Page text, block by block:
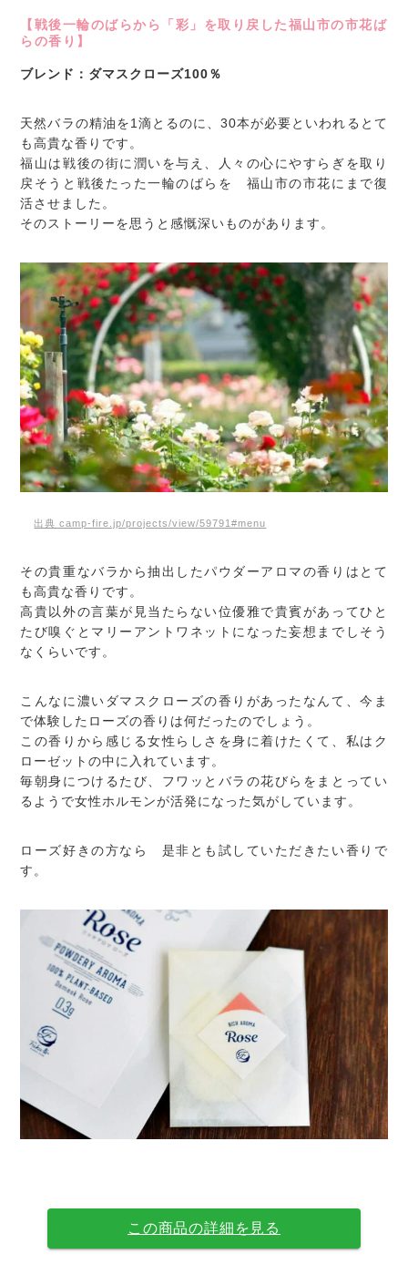
【戦後一輪のばらから「彩」を取り戻した福山市の市花ば
らの香り】
ブレンド：ダマスクローズ100％
天然バラの精油を1滴とるのに、30本が必要といわれるとて
も高貴な香りです。
福山は戦後の街に潤いを与え、人々の心にやすらぎを取り
戻そうと戦後たった一輪のばらを 福山市の市花にまで復
活させました。
そのストーリーを思うと感慨深いものがあります。
出典 camp-fire.jp/projects/view/59791#menu
その貴重なバラから抽出したパウダーアロマの香りはとて
も高貴な香りです。
高貴以外の言葉が見当たらない位優雅で貴賓があってひと
たび嗅ぐとマリーアントワネットになった妄想までしそう
なくらいです。
こんなに濃いダマスクローズの香りがあったなんて、今ま
で体験したローズの香りは何だったのでしょう。
この香りから感じる女性らしさを身に着けたくて、私はク
ローゼットの中に入れています。
毎朝身につけるたび、フワッとバラの花びらをまとってい
るようで女性ホルモンが活発になった気がしています。
ローズ好きの方なら 是非とも試していただきたい香りで
す。
この商品の詳細を見る